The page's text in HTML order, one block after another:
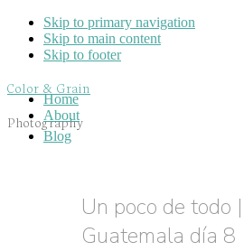
Skip to primary navigation
Skip to main content
Skip to footer
Color & Grain
Photography
Blog
Home
About
Un poco de todo |
Guatemala día 8